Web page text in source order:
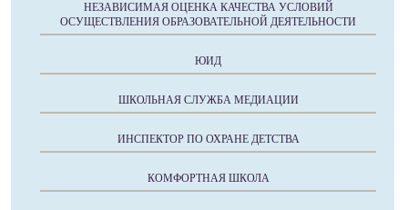
НЕЗАВИСИМАЯ ОЦЕНКА КАЧЕСТВА УСЛОВИЙ
ОСУЩЕСТВЛЕНИЯ ОБРАЗОВАТЕЛЬНОЙ ДЕЯТЕЛЬНОСТИ
ЮИД
ШКОЛЬНАЯ СЛУЖБА МЕДИАЦИИ
ИНСПЕКТОР ПО ОХРАНЕ ДЕТСТВА
КОМФОРТНАЯ ШКОЛА